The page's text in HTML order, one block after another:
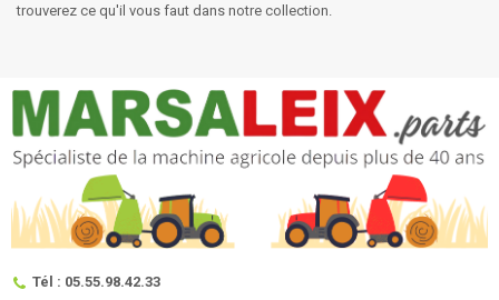
trouverez ce qu'il vous faut dans notre collection.
Tél : 05.55.98.42.33